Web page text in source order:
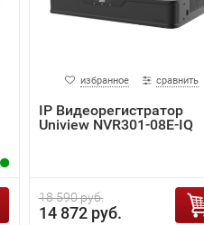
избранное сравнить
IP Видеорегистратор
Uniview NVR301-08E-IQ
18 590 руб.
14 872 руб.